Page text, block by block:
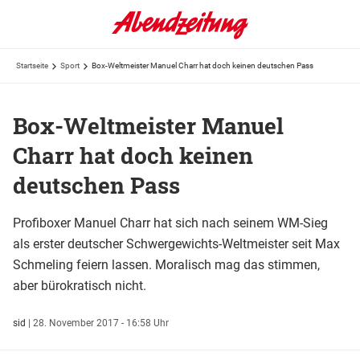
Startseite Sport Box-Weltmeister Manuel Charr hat doch keinen deutschen Pass
Box-Weltmeister Manuel
Charr hat doch keinen
deutschen Pass
Profiboxer Manuel Charr hat sich nach seinem WM-Sieg
als erster deutscher Schwergewichts-Weltmeister seit Max
Schmeling feiern lassen. Moralisch mag das stimmen,
aber bürokratisch nicht.
sid | 28. November 2017 - 16:58 Uhr